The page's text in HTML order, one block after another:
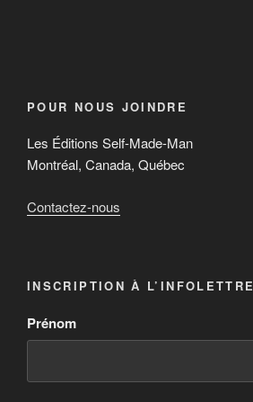
POUR NOUS JOINDRE
Les Éditions Self-Made-Man
Montréal, Canada, Québec
Contactez-nous
INSCRIPTION À L’INFOLETTRE
Prénom